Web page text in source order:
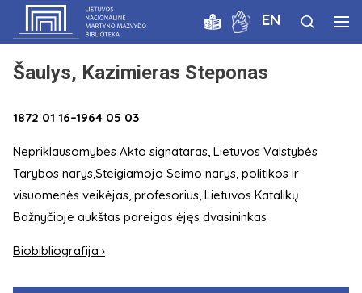
EN
Šaulys, Kazimieras Steponas
1872 01 16–1964 05 03
Nepriklausomybės Akto signataras, Lietuvos Valstybės
Tarybos narys,Steigiamojo Seimo narys, politikos ir
visuomenės veikėjas, profesorius, Lietuvos Katalikų
Bažnyčioje aukštas pareigas ėjęs dvasininkas
Biobibliografija ›